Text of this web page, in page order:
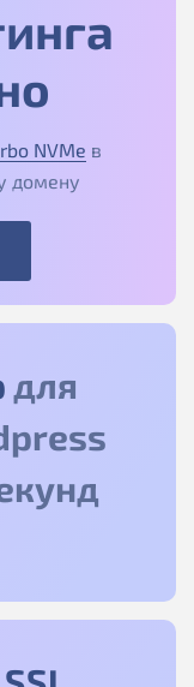
NVMe в
домену
для